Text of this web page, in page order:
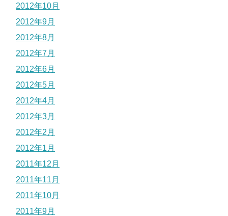
2012年10月
2012年9月
2012年8月
2012年7月
2012年6月
2012年5月
2012年4月
2012年3月
2012年2月
2012年1月
2011年12月
2011年11月
2011年10月
2011年9月